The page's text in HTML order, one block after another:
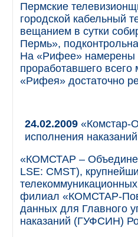
Пермские
городской кабельный
вещанием в сутки
Пермь»,
На «Рифее» намерены
проработавшего всего
«Рифея» достаточно
24.02.2009 «Комстар-
исполнения
«КОМСТАР –
LSE: CMST),
филиал «КОМСТАР-
данных для Главного
наказаний (ГУФСИН)